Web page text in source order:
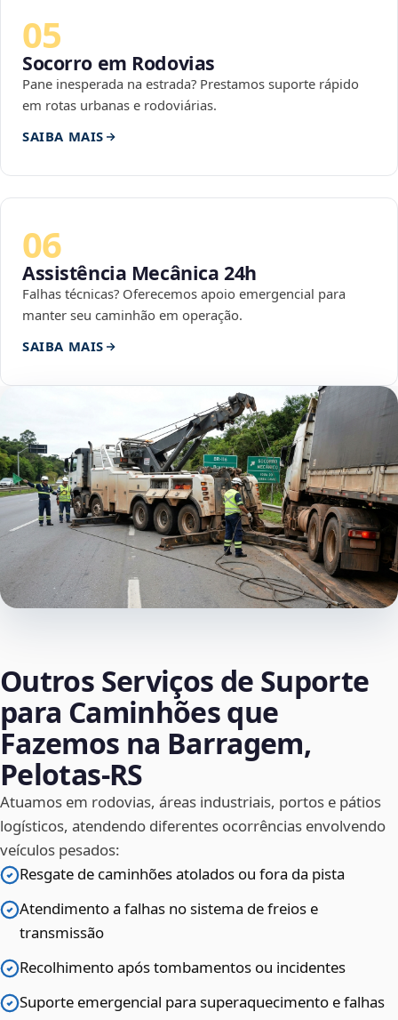
05
Socorro em Rodovias
Pane inesperada na estrada? Prestamos suporte rápido
em rotas urbanas e rodoviárias.
SAIBA MAIS
06
Assistência Mecânica 24h
Falhas técnicas? Oferecemos apoio emergencial para
manter seu caminhão em operação.
SAIBA MAIS
Outros Serviços de Suporte
para Caminhões que
Fazemos na Barragem,
Pelotas‑RS
Atuamos em rodovias, áreas industriais, portos e pátios
logísticos, atendendo diferentes ocorrências envolvendo
veículos pesados:
Resgate de caminhões atolados ou fora da pista
Atendimento a falhas no sistema de freios e
transmissão
Recolhimento após tombamentos ou incidentes
Suporte emergencial para superaquecimento e falhas